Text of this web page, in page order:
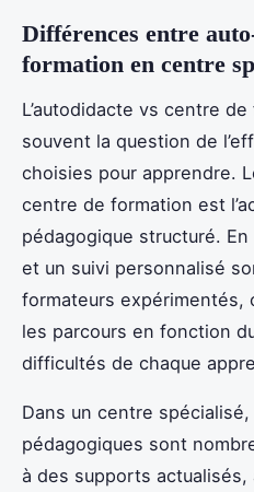
Différences entre
formation en centre
L’autodidacte vs centre
souvent la question de
choisies pour apprendre.
centre de formation est
pédagogique structuré.
et un suivi personnalisé
formateurs expérimentés,
les parcours en fonction
difficultés de chaque
Dans un centre
pédagogiques sont
à des supports